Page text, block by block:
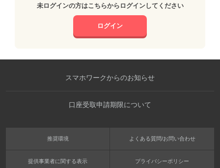
未ログインの方はこちらからログインしてください
ログイン
スマホワークからのお知らせ
口座受取申請期限について
推奨環境 よくある質問/お問い合わせ
提供事業者に関する表示 プライバシーポリシー